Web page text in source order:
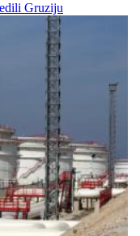
Gruziju